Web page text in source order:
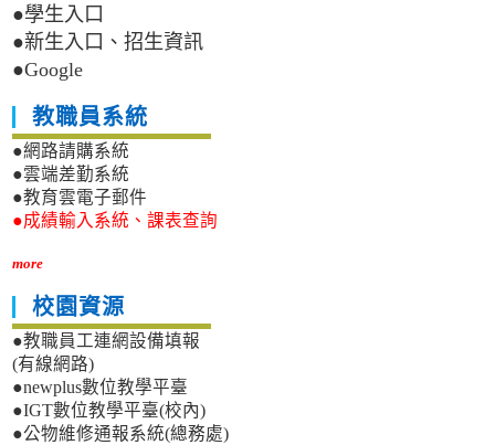
●學生入口
●新生入口、招生資訊
●Google
教職員系統
●網路請購系統
●雲端差勤系統
●教育雲電子郵件
●成績輸入系統、課表查詢
more
校園資源
●教職員工連網設備填報
(有線網路)
●newplus數位教學平臺
●IGT數位教學平臺(校內)
●公物維修通報系統(總務處)